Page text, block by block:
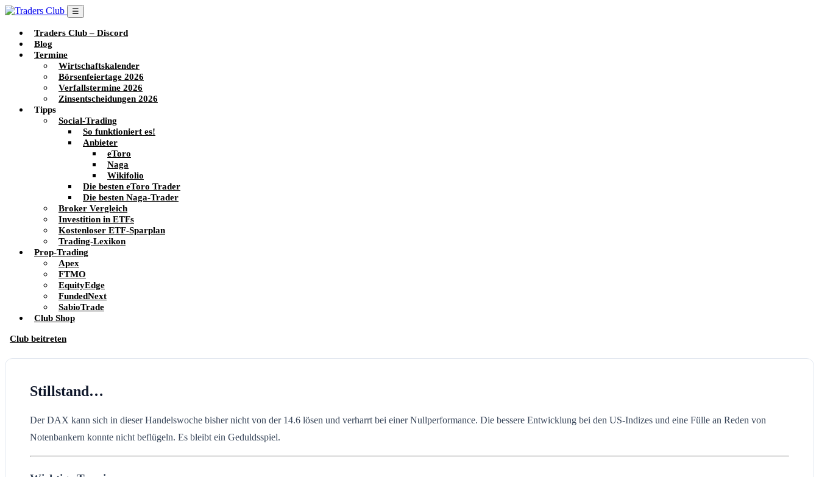
☰
Traders Club – Discord
Blog
Termine
Wirtschaftskalender
Börsenfeiertage 2026
Verfallstermine 2026
Zinsentscheidungen 2026
Tipps
Social-Trading
So funktioniert es!
Anbieter
eToro
Naga
Wikifolio
Die besten eToro Trader
Die besten Naga-Trader
Broker Vergleich
Investition in ETFs
Kostenloser ETF-Sparplan
Trading-Lexikon
Prop-Trading
Apex
FTMO
EquityEdge
FundedNext
SabioTrade
Club Shop
Club beitreten
Stillstand…
Der DAX kann sich in dieser Handelswoche bisher nicht von der 14.6 lösen und verharrt bei einer Nullperformance. Die bessere Entwicklung bei den US-Indizes und eine Fülle an Reden von
Notenbankern konnte nicht beflügeln. Es bleibt ein Geduldsspiel.